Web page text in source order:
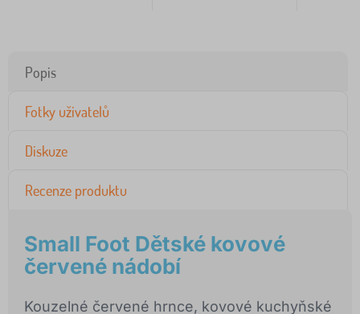
Popis
Fotky uživatelů
Diskuze
Recenze produktu
Small Foot Dětské kovové
červené nádobí
Kouzelné červené hrnce, kovové kuchyňské